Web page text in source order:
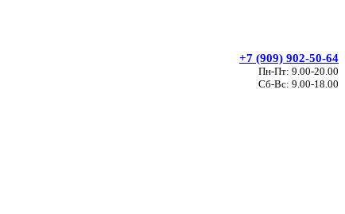
+7 (909) 902-50-64
Пн-Пт: 9.00-20.00
Сб-Вс: 9.00-18.00